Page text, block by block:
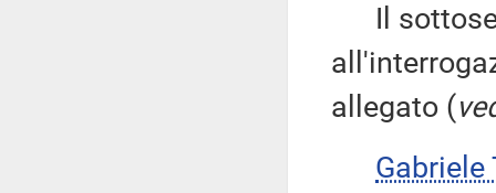
Il
allegato (
Gabriele